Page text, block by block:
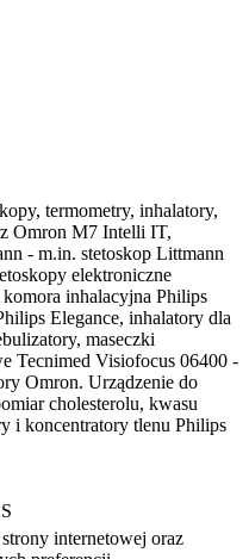
termometry, inhalatory,
Omron M7 Intelli IT,
- m.in. stetoskop Littmann
elektroniczne
inhalacyjna Philips
Elegance, inhalatory dla
maseczki
Tecnimed Visiofocus 06400 -
Omron. Urządzenie do
cholesterolu, kwasu
i koncentratory tlenu Philips
internetowej oraz